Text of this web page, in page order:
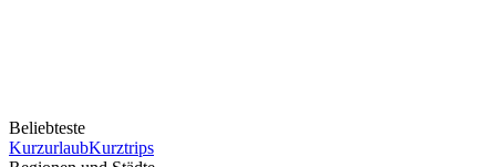
Beliebteste
KurzurlaubKurztrips